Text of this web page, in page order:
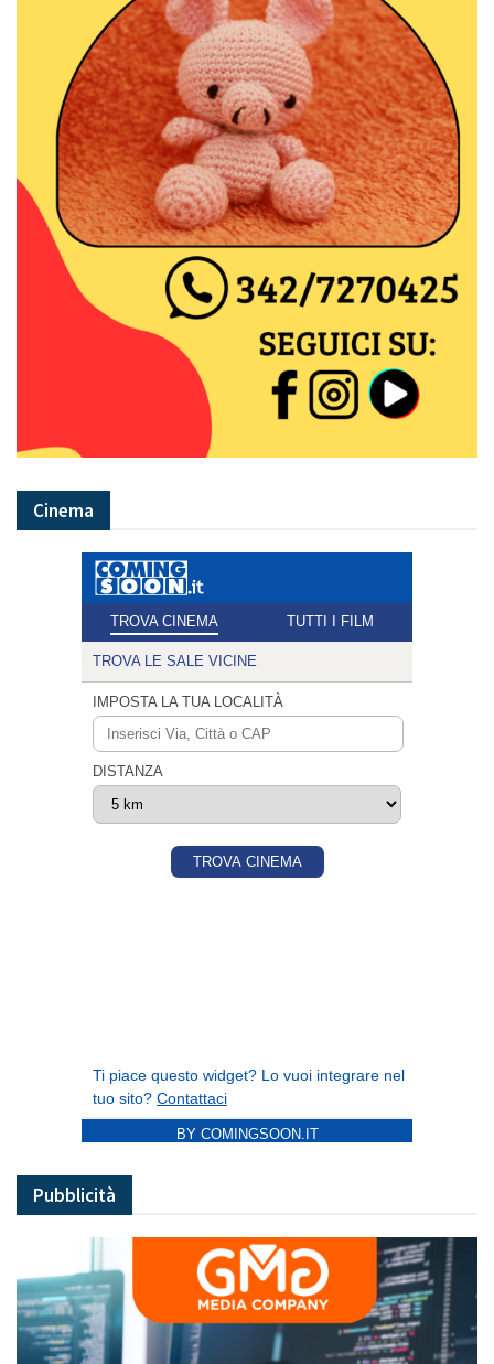
Cinema
BY COMINGSOON.IT
Pubblicità